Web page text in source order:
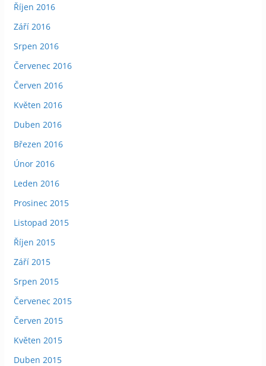
Říjen 2016
Září 2016
Srpen 2016
Červenec 2016
Červen 2016
Květen 2016
Duben 2016
Březen 2016
Únor 2016
Leden 2016
Prosinec 2015
Listopad 2015
Říjen 2015
Září 2015
Srpen 2015
Červenec 2015
Červen 2015
Květen 2015
Duben 2015